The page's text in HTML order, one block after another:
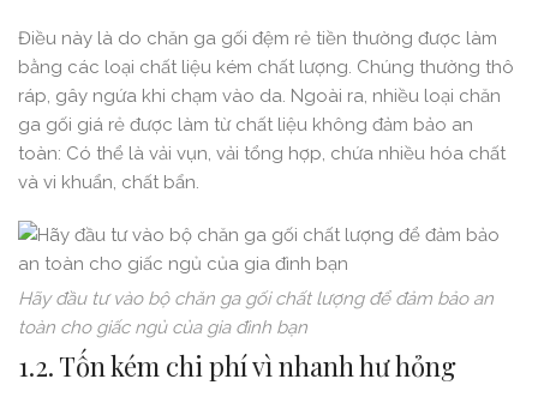
Điều này là do chăn ga gối đệm rẻ tiền thường được làm
bằng các loại chất liệu kém chất lượng. Chúng thường thô
ráp, gây ngứa khi chạm vào da. Ngoài ra, nhiều loại chăn
ga gối giá rẻ được làm từ chất liệu không đảm bảo an
toàn: Có thể là vải vụn, vải tổng hợp, chứa nhiều hóa chất
và vi khuẩn, chất bẩn.
Hãy đầu tư vào bộ chăn ga gối chất lượng để đảm bảo an
toàn cho giấc ngủ của gia đình bạn
1.2. Tốn kém chi phí vì nhanh hư hỏng